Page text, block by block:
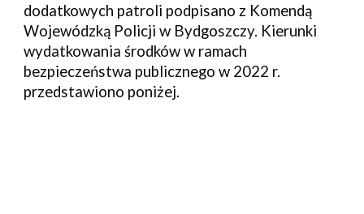
dodatkowych patroli podpisano z Komendą
Wojewódzką Policji w Bydgoszczy. Kierunki
wydatkowania środków w ramach
bezpieczeństwa publicznego w 2022 r.
przedstawiono poniżej.